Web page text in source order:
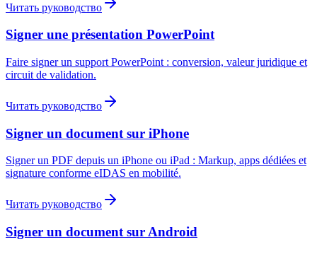
Читать руководство
Signer une présentation PowerPoint
Faire signer un support PowerPoint : conversion, valeur juridique et
circuit de validation.
Читать руководство
Signer un document sur iPhone
Signer un PDF depuis un iPhone ou iPad : Markup, apps dédiées et
signature conforme eIDAS en mobilité.
Читать руководство
Signer un document sur Android